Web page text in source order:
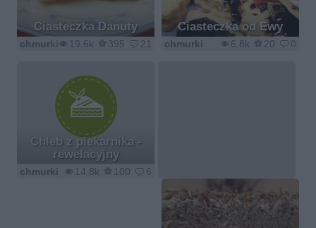
Ciasteczka Danuty
19.6k 395 21
chmurki
Ciasteczka od Ewy
6.8k 20 0
chmurki
Chleb z piekarnika -
rewelacyjny
14.8k 100 6
chmurki